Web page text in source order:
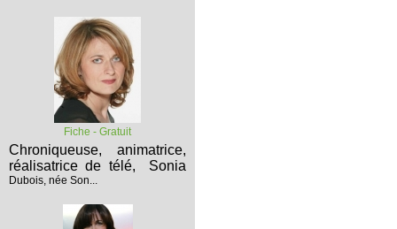
Fiche - Gratuit
Chroniqueuse, animatrice,
réalisatrice de télé,
Sonia
Dubois, née Son...